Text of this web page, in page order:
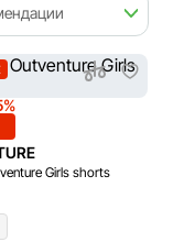
Girls shorts